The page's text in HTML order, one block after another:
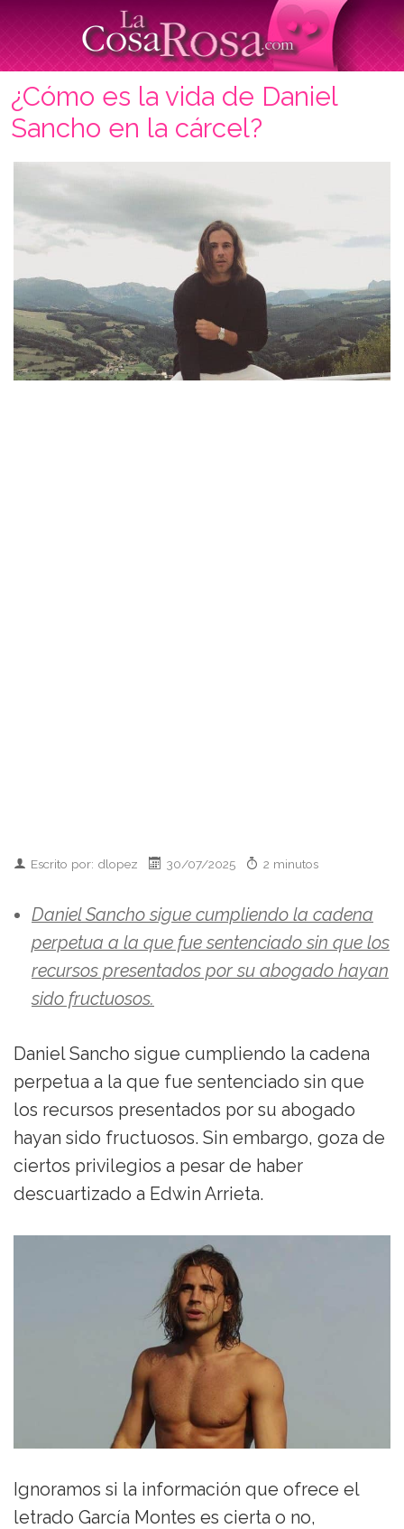
¿Cómo es la vida de Daniel
Sancho en la cárcel?
Escrito por: dlopez 30/07/2025 2 minutos
Daniel Sancho sigue cumpliendo la cadena
perpetua a la que fue sentenciado sin que los
recursos presentados por su abogado hayan
sido fructuosos.
Daniel Sancho sigue cumpliendo la cadena
perpetua a la que fue sentenciado sin que
los recursos presentados por su abogado
hayan sido fructuosos. Sin embargo, goza de
ciertos privilegios a pesar de haber
descuartizado a Edwin Arrieta.
Ignoramos si la información que ofrece el
letrado García Montes es cierta o no,